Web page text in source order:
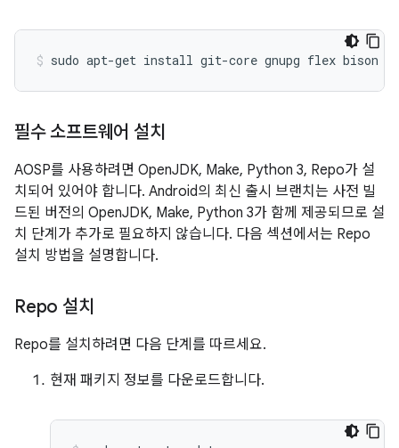
sudo apt-get install git-core gnupg flex bison
필수 소프트웨어 설치
AOSP를 사용하려면 OpenJDK, Make, Python 3, Repo가 설
치되어 있어야 합니다. Android의 최신 출시 브랜치는 사전 빌
드된 버전의 OpenJDK, Make, Python 3가 함께 제공되므로 설
치 단계가 추가로 필요하지 않습니다. 다음 섹션에서는 Repo
설치 방법을 설명합니다.
Repo 설치
Repo를 설치하려면 다음 단계를 따르세요.
현재 패키지 정보를 다운로드합니다.